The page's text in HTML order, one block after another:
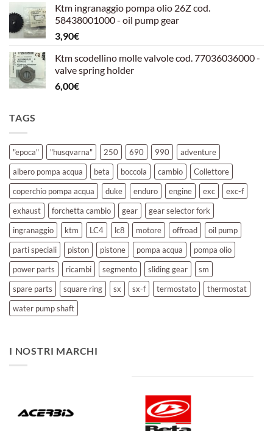
originale
era:
attuale
è:
Ktm ingranaggio pompa olio 26Z cod.
58438001000 - oil pump gear
3,90€
Ktm scodellino molle valvole cod. 77036036000 -
valve spring holder
6,00€
TAGS
"epoca" "husqvarna" 250 690 990
adventure
albero pompa acqua
beta boccola cambio
Collettore
coperchio pompa acqua
duke enduro engine exc
exc-f
exhaust
forchetta cambio gear
gear selector fork
ingranaggio
ktm LC4 lc8 motore offroad
oil pump
parti speciali
piston pistone pompa acqua
pompa olio
power parts
ricambi segmento sliding gear
sm
spare parts
square ring sx sx-f termostato
thermostat
water pump shaft
I NOSTRI MARCHI